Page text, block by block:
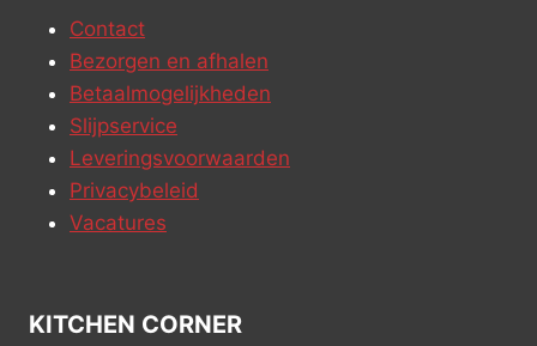
Contact
Bezorgen en afhalen
Betaalmogelijkheden
Slijpservice
Leveringsvoorwaarden
Privacybeleid
Vacatures
KITCHEN CORNER